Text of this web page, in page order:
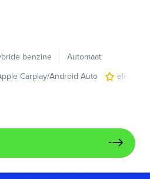
benzine
Automaat
Carplay/Android Auto